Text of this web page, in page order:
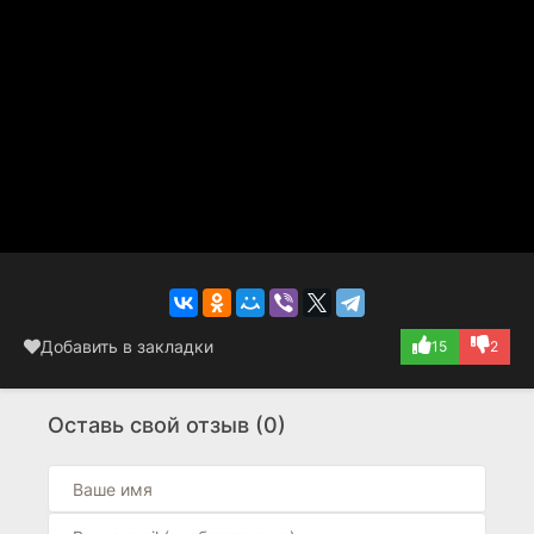
Добавить в закладки 15 2
Оставь свой отзыв (0)